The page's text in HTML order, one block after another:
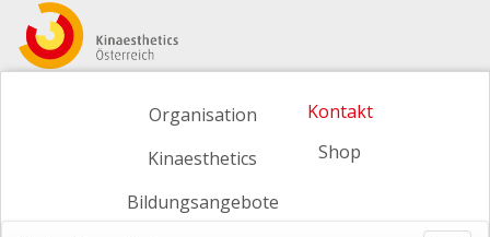
Organisation
Kinaesthetics
Bildungsangebote
Kontakt
Shop